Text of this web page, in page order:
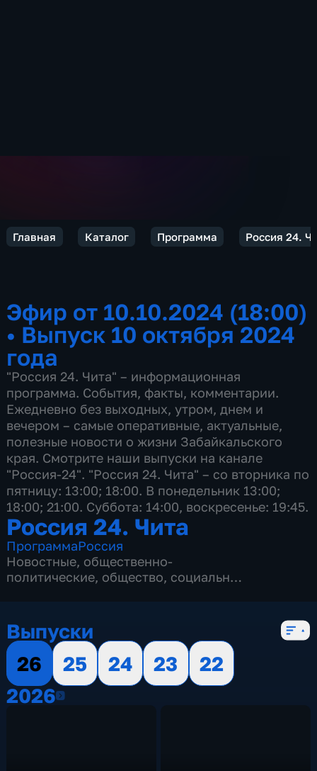
Главная Каталог Программа Россия 24.
Эфир от 10.10.2024 (18:00)
• Выпуск 10 октября 2024
года
"Россия 24. Чита" – информационная
программа. События, факты, комментарии.
Ежедневно без выходных, утром, днем и
вечером – самые оперативные, актуальные,
полезные новости о жизни Забайкальского
края. Смотрите наши выпуски на канале
"Россия-24". "Россия 24. Чита" – со вторника по
пятницу: 13:00; 18:00. В понедельник 13:00;
18:00; 21:00. Суббота: 14:00, воскресенье: 19:45.
Россия 24. Чита
ПрограммаРоссия
Новостные, общественно-
политические, общество, социально-
Выпуски
26
25 24 23
22
20262026